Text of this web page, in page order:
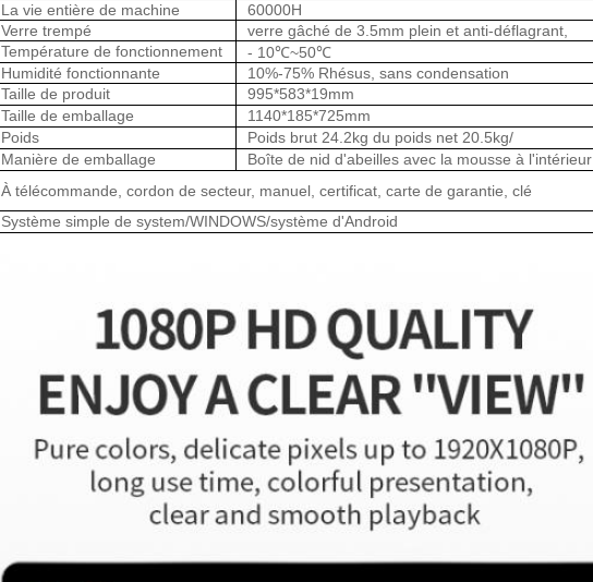
La vie entière de machine
60000H
Verre trempé
verre gâché de 3.5mm plein et anti-déflagrant,
Température de fonctionnement
- 10℃~50℃
Humidité fonctionnante
10%-75% Rhésus, sans condensation
Taille de produit
995*583*19mm
Taille de emballage
1140*185*725mm
Poids
Poids brut 24.2kg du poids net 20.5kg/
Manière de emballage
Boîte de nid d'abeilles avec la mousse à l'intérieur
À télécommande, cordon de secteur, manuel, certificat, carte de garantie, clé
Système simple de system/WINDOWS/système d'Android